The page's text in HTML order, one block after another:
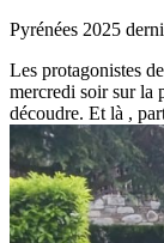
Pyrénées 2025
Les protagonistes
mercredi soir sur la
découdre. Et là ,